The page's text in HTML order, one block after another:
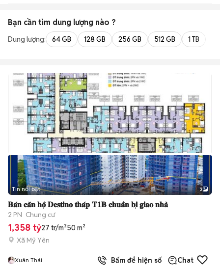
Bạn cần tìm dung lượng nào ?
Dung lượng: 64 GB 128 GB 256 GB 512 GB 1 TB
Tin nổi bật 3
𝐁𝐚́𝐧 𝐜𝐚̆𝐧 𝐡𝐨̣̂ 𝐃𝐞𝐬𝐭𝐢𝐧𝐨 𝐭𝐡𝐚́𝐩 𝐓𝟏𝐁 𝐜𝐡𝐮𝐚̂̉𝐧 𝐛𝐢̣ 𝐠𝐢𝐚𝐨 𝐧𝐡𝐚̀
2 PN Chung cư
1,358 tỷ27 tr/m²50 m²
Xã Mỹ Yên
Xuân Thái Bấm để hiện số Chat